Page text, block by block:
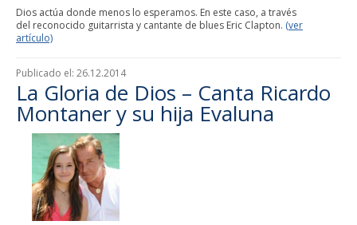
Dios actúa donde menos lo esperamos. En este caso, a través
del reconocido guitarrista y cantante de blues Eric Clapton. (ver
artículo)
Publicado el: 26.12.2014
La Gloria de Dios – Canta Ricardo
Montaner y su hija Evaluna